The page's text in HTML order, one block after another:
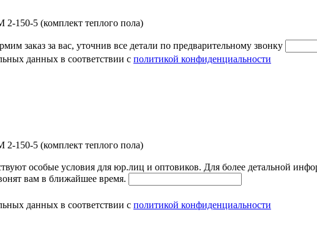
150-5 (комплект теплого пола)
заказ за вас, уточнив все детали по предварительному звонку
данных в соответствии с политикой конфиденциальности
150-5 (комплект теплого пола)
особые условия для юр.лиц и оптовиков. Для более детальной
вам в ближайшее время.
данных в соответствии с политикой конфиденциальности